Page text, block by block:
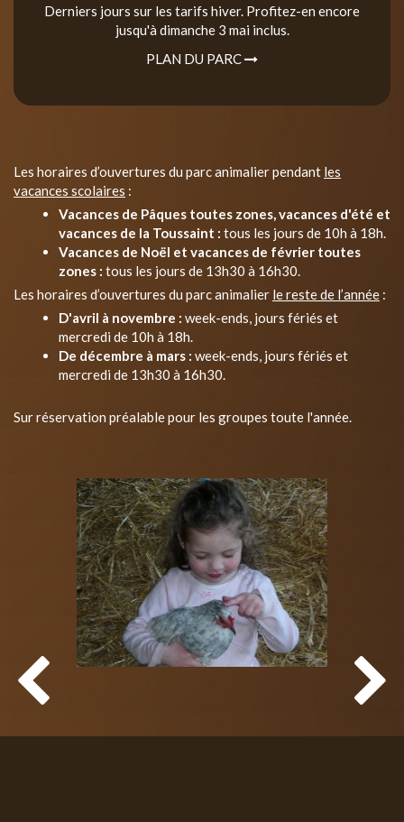
Derniers jours sur les tarifs hiver. Profitez-en encore
jusqu'à dimanche 3 mai inclus.
PLAN DU PARC
Les horaires d’ouvertures du parc animalier pendant les
vacances scolaires :
Vacances de Pâques toutes zones, vacances d'été et
vacances de la Toussaint : tous les jours de 10h à 18h.
Vacances de Noël et vacances de février toutes
zones : tous les jours de 13h30 à 16h30.
Les horaires d’ouvertures du parc animalier le reste de l’année :
D'avril à novembre : week-ends, jours fériés et
mercredi de 10h à 18h.
De décembre à mars : week-ends, jours fériés et
mercredi de 13h30 à 16h30.
Sur réservation préalable pour les groupes toute l'année.